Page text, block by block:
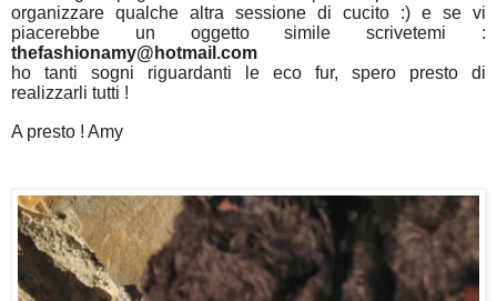
organizzare qualche altra sessione di cucito :) e se vi
piacerebbe un oggetto simile scrivetemi :
thefashionamy@hotmail.com
ho tanti sogni riguardanti le eco fur, spero presto di
realizzarli tutti !
A presto ! Amy